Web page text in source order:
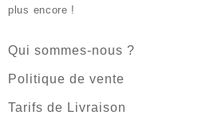
plus encore !
Qui sommes-nous ?
Politique de vente
Tarifs de Livraison